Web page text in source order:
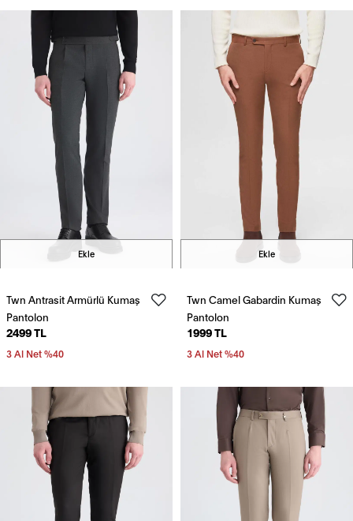
Ekle
Twn Antrasit Armürlü Kumaş
Pantolon
2499 TL
3 Al Net %40
Ekle
Twn Camel Gabardin Kumaş
Pantolon
1999 TL
3 Al Net %40